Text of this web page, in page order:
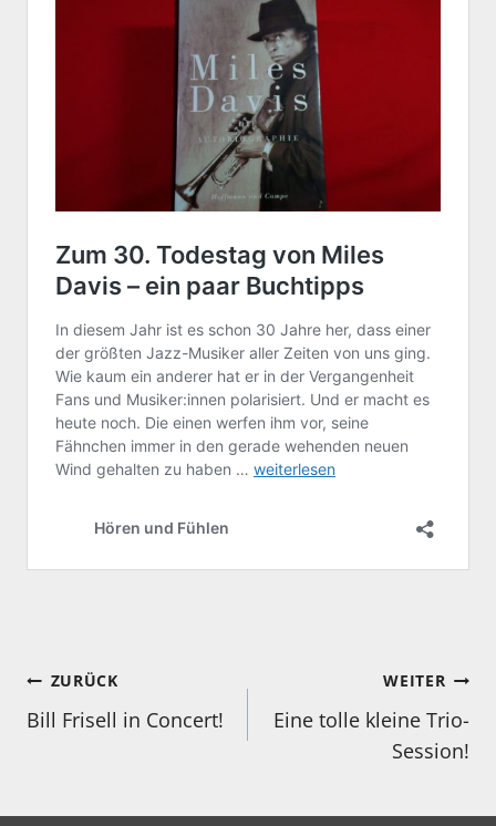
Beitragsnavigation
ZURÜCK
Bill Frisell in Concert!
WEITER
Eine tolle kleine Trio-
Session!